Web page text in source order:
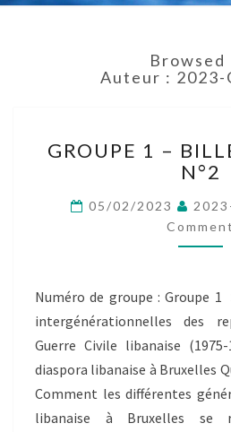
Browsed
Auteur : 2023-
–
DE
N°2
GROUPE 1 –
N°2
05/02/2023
Comment
Numéro de groupe : Groupe 1
intergénérationnelles des
Guerre Civile libanaise
diaspora libanaise à Bruxelles
Comment les différentes
libanaise à Bruxelles se